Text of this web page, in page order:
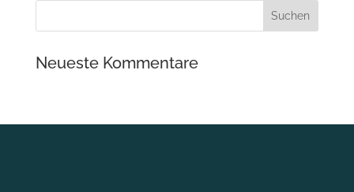
Neueste Kommentare